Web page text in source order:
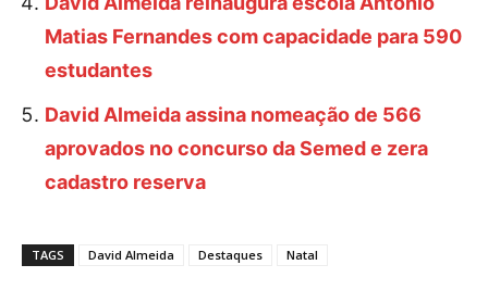
Matias Fernandes com capacidade para 590
estudantes
David Almeida assina nomeação de 566
aprovados no concurso da Semed e zera
cadastro reserva
TAGS David Almeida Destaques Natal